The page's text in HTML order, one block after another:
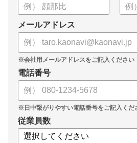
・生成AI利用における注意点やルール
・今日から使えるプロンプト集（人事
務）
メールアドレス
電話番号
従業員数